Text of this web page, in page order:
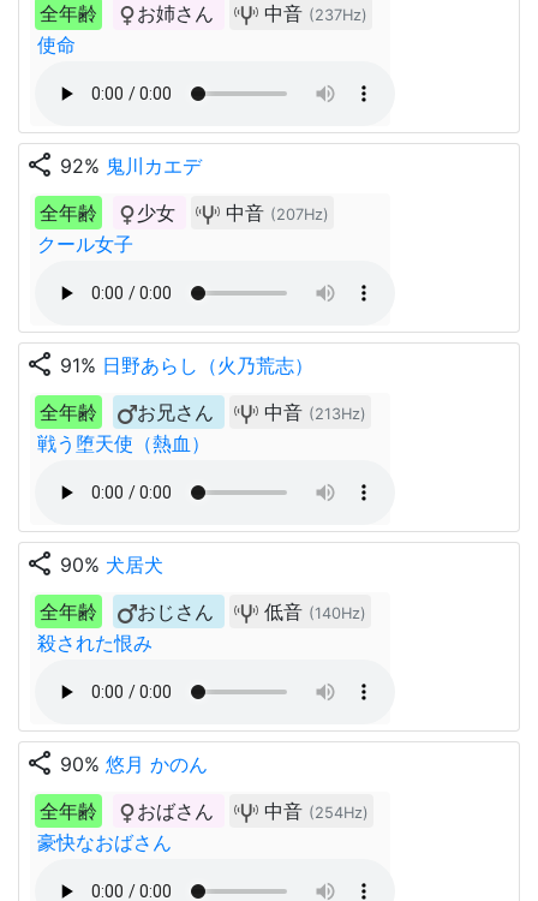
全年齢
お姉さん 中音 (237Hz)
使命
share 92% 鬼川カエデ
全年齢
少女 中音 (207Hz)
クール女子
share 91% 日野あらし（火乃荒志）
全年齢
お兄さん 中音 (213Hz)
戦う堕天使（熱血）
share 90% 犬居犬
全年齢
おじさん 低音 (140Hz)
殺された恨み
share 90% 悠月 かのん
全年齢
おばさん 中音 (254Hz)
豪快なおばさん